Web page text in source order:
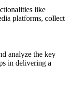
like
platforms, collect
analyze the key
in delivering a